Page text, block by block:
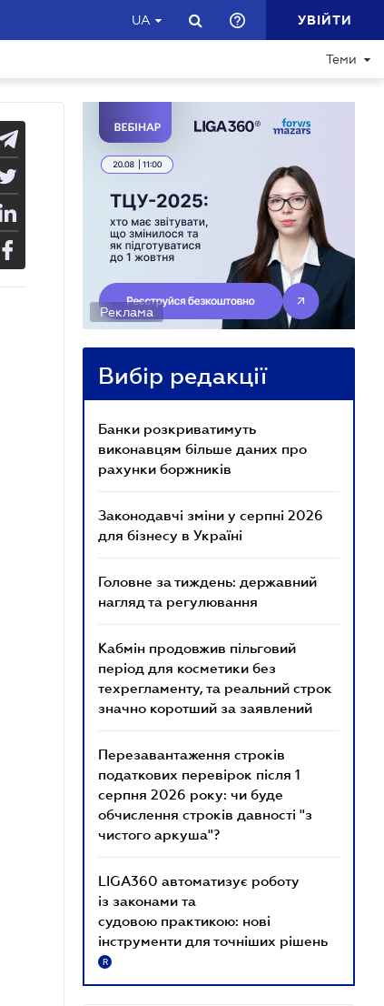
UA УВІЙТИ
Теми
Реклама
Вибір редакції
Банки розкриватимуть
виконавцям більше даних про
рахунки боржників
Законодавчі зміни у серпні 2026
для бізнесу в Україні
Головне за тиждень: державний
нагляд та регулювання
Кабмін продовжив пільговий
період для косметики без
техрегламенту, та реальний строк
значно коротший за заявлений
Перезавантаження строків
податкових перевірок після 1
серпня 2026 року: чи буде
обчислення строків давності "з
чистого аркуша"?
LIGA360 автоматизує роботу
із законами та
судовою практикою: нові
інструменти для точніших рішень
R